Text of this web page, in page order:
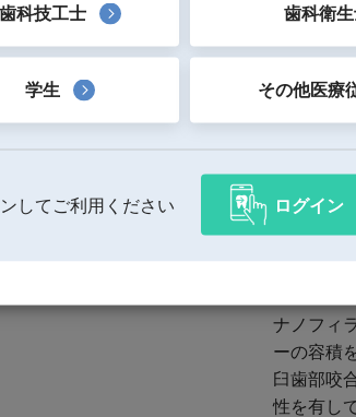
ナノフィ
ーの容積
臼歯部咬
性を有し
歯科技工士 歯科衛
学生 その他医療
してご利用ください ログイン